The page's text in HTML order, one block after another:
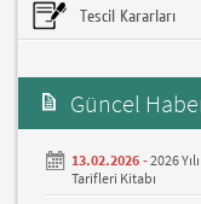
Tescil Kararları
Güncel
13.02.2026 -2026
Tarifleri Kitabı